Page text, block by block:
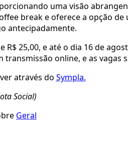
uma visão
break e oferece a opção
antecipadamente.
25,00, e até o dia 16 de
online, e as vagas
através do Sympla.
Social)
Geral